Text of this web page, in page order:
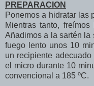
PREPARACION
Ponemos a hidratar las
Mientras tanto,
Añadimos a la sartén la
fuego lento unos 10
un recipiente
el micro durante 10
convencional a 185 ºC.